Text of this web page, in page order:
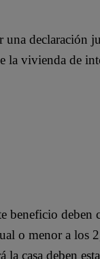
declaración
vivienda de
beneficio
o menor a los
la casa deben